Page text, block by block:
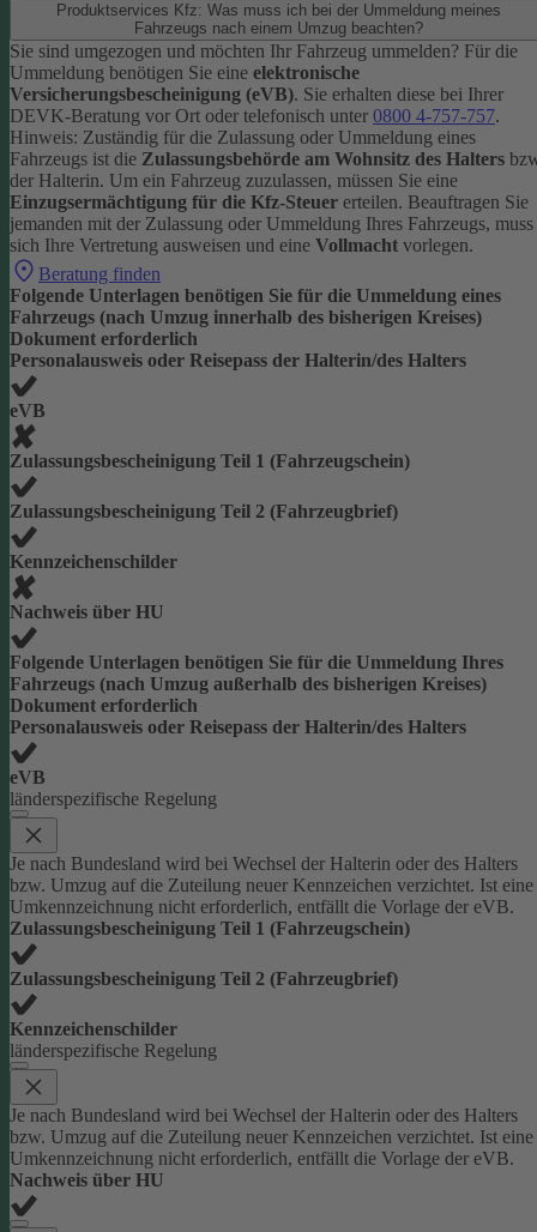
Produktservices Kfz: Was muss ich bei der Ummeldung meines
Fahrzeugs nach einem Umzug beachten?
Sie sind umgezogen und möchten Ihr Fahrzeug ummelden? Für die
Ummeldung benötigen Sie eine elektronische
Versicherungsbescheinigung (eVB). Sie erhalten diese bei Ihrer
DEVK-Beratung vor Ort oder telefonisch unter 0800 4-757-757.
Hinweis: Zuständig für die Zulassung oder Ummeldung eines
Fahrzeugs ist die Zulassungsbehörde am Wohnsitz des Halters
der Halterin. Um ein Fahrzeug zuzulassen, müssen Sie eine
Einzugsermächtigung für die Kfz-Steuer erteilen. Beauftragen Sie
jemanden mit der Zulassung oder Ummeldung Ihres Fahrzeugs, muss
sich Ihre Vertretung ausweisen und eine Vollmacht vorlegen.
Beratung finden
Folgende Unterlagen benötigen Sie für die Ummeldung eines
Fahrzeugs (nach Umzug innerhalb des bisherigen Kreises)
Dokument erforderlich
Personalausweis oder Reisepass der Halterin/des Halters
eVB
Zulassungsbescheinigung Teil 1 (Fahrzeugschein)
Zulassungsbescheinigung Teil 2 (Fahrzeugbrief)
Kennzeichenschilder
Nachweis über HU
Folgende Unterlagen benötigen Sie für die Ummeldung Ihres
Fahrzeugs (nach Umzug außerhalb des bisherigen Kreises)
Dokument erforderlich
Personalausweis oder Reisepass der Halterin/des Halters
eVB
länderspezifische Regelung
Je nach Bundesland wird bei Wechsel der Halterin oder des Halters
bzw. Umzug auf die Zuteilung neuer Kennzeichen verzichtet. Ist eine
Umkennzeichnung nicht erforderlich, entfällt die Vorlage der eVB.
Zulassungsbescheinigung Teil 1 (Fahrzeugschein)
Zulassungsbescheinigung Teil 2 (Fahrzeugbrief)
Kennzeichenschilder
länderspezifische Regelung
Je nach Bundesland wird bei Wechsel der Halterin oder des Halters
bzw. Umzug auf die Zuteilung neuer Kennzeichen verzichtet. Ist eine
Umkennzeichnung nicht erforderlich, entfällt die Vorlage der eVB.
Nachweis über HU